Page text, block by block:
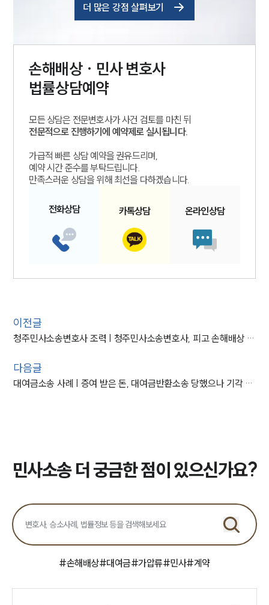
더 많은 강점 살펴보기
손해배상 · 민사변호사
법률상담예약
모든 상담은 전문변호사가 사건 검토를 마친 뒤
전문적으로 진행하기에 예약제로 실시됩니다.
가급적 빠른 상담 예약을 권유드리며,
예약 시간 준수를 부탁드립니다.
만족스러운 상담을 위해 최선을 다하겠습니다.
전화상담 카톡상담 온라인상담
이전글
청주민사소송변호사 조력 | 청주민사소송변호사, 피고 손해배상 민사 소송 청구 기각
다음글
대여금소송 사례 | 증여 받은 돈, 대여금반환소송 당했으나 기각 판결
민사소송 더 궁금한 점이 있으신가요?
#손해배상#대여금#가압류#민사#계약